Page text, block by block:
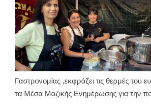
Γαστρονομίας ,εκφράζει τις θερμές του
τα Μέσα Μαζικής Ενημέρωσης για την